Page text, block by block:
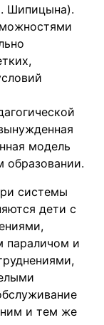
Шипицына).
модель
образовании.
системы
дети с
параличом и
и тем же